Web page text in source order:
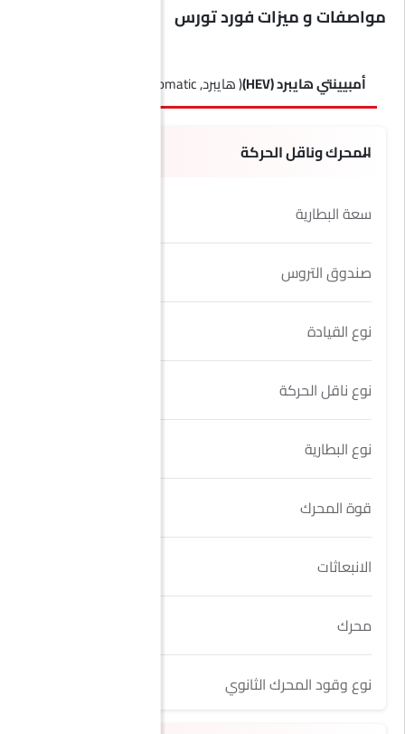
مواصفات و ميزات فورد تورس
أمبيينتي هايبرد (HEV) ( هايبرد, Automatic )
المحرك وناقل الحركة
سعة البطارية
صندوق التروس
نوع القيادة
نوع ناقل الحركة
نوع البطارية
قوة المحرك
الانبعاثات
محرك
نوع وقود المحرك الثانوي